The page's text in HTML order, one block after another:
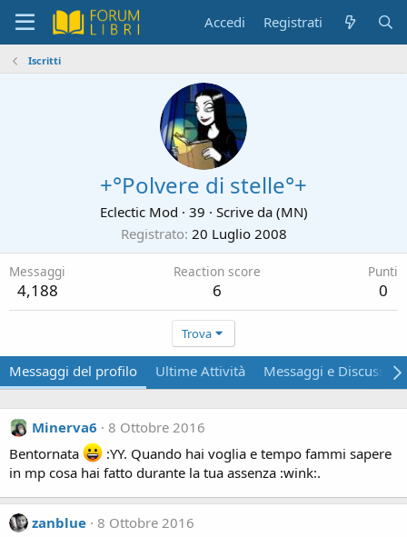
Accedi Registrati
Iscritti
+°Polvere di stelle°+
Eclectic Mod · 39 · Scrive da (MN)
Registrato 20 Luglio 2008
Messaggi
4,188
Reaction score
6
Punti
0
Trova
Messaggi del profilo Ultime Attività Messaggi e
Minerva6
8 Ottobre 2016
Bentornata
:YY. Quando hai voglia e tempo fammi sapere
in mp cosa hai fatto durante la tua assenza :wink:.
zanblue 8 Ottobre 2016